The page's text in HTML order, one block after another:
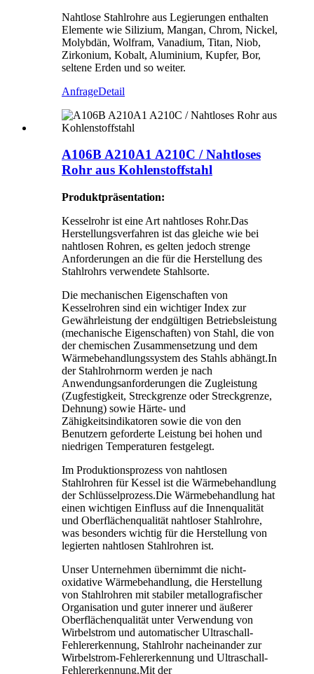
Nahtlose Stahlrohre aus Legierungen enthalten
Elemente wie Silizium, Mangan, Chrom, Nickel,
Molybdän, Wolfram, Vanadium, Titan, Niob,
Zirkonium, Kobalt, Aluminium, Kupfer, Bor,
seltene Erden und so weiter.
AnfrageDetail
A106B A210A1 A210C / Nahtloses
Rohr aus Kohlenstoffstahl
Produktpräsentation:
Kesselrohr ist eine Art nahtloses Rohr.Das
Herstellungsverfahren ist das gleiche wie bei
nahtlosen Rohren, es gelten jedoch strenge
Anforderungen an die für die Herstellung des
Stahlrohrs verwendete Stahlsorte.
Die mechanischen Eigenschaften von
Kesselrohren sind ein wichtiger Index zur
Gewährleistung der endgültigen Betriebsleistung
(mechanische Eigenschaften) von Stahl, die von
der chemischen Zusammensetzung und dem
Wärmebehandlungssystem des Stahls abhängt.In
der Stahlrohrnorm werden je nach
Anwendungsanforderungen die Zugleistung
(Zugfestigkeit, Streckgrenze oder Streckgrenze,
Dehnung) sowie Härte- und
Zähigkeitsindikatoren sowie die von den
Benutzern geforderte Leistung bei hohen und
niedrigen Temperaturen festgelegt.
Im Produktionsprozess von nahtlosen
Stahlrohren für Kessel ist die Wärmebehandlung
der Schlüsselprozess.Die Wärmebehandlung hat
einen wichtigen Einfluss auf die Innenqualität
und Oberflächenqualität nahtloser Stahlrohre,
was besonders wichtig für die Herstellung von
legierten nahtlosen Stahlrohren ist.
Unser Unternehmen übernimmt die nicht-
oxidative Wärmebehandlung, die Herstellung
von Stahlrohren mit stabiler metallografischer
Organisation und guter innerer und äußerer
Oberflächenqualität unter Verwendung von
Wirbelstrom und automatischer Ultraschall-
Fehlererkennung, Stahlrohr nacheinander zur
Wirbelstrom-Fehlererkennung und Ultraschall-
Fehlererkennung.Mit der